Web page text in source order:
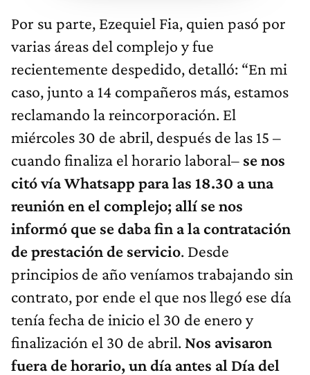
Por su parte, Ezequiel Fia, quien pasó por
varias áreas del complejo y fue
recientemente despedido, detalló: “En mi
caso, junto a 14 compañeros más, estamos
reclamando la reincorporación. El
miércoles 30 de abril, después de las 15 –
cuando finaliza el horario laboral– se nos
citó vía Whatsapp para las 18.30 a una
reunión en el complejo; allí se nos
informó que se daba fin a la contratación
de prestación de servicio. Desde
principios de año veníamos trabajando sin
contrato, por ende el que nos llegó ese día
tenía fecha de inicio el 30 de enero y
finalización el 30 de abril. Nos avisaron
fuera de horario, un día antes al Día del